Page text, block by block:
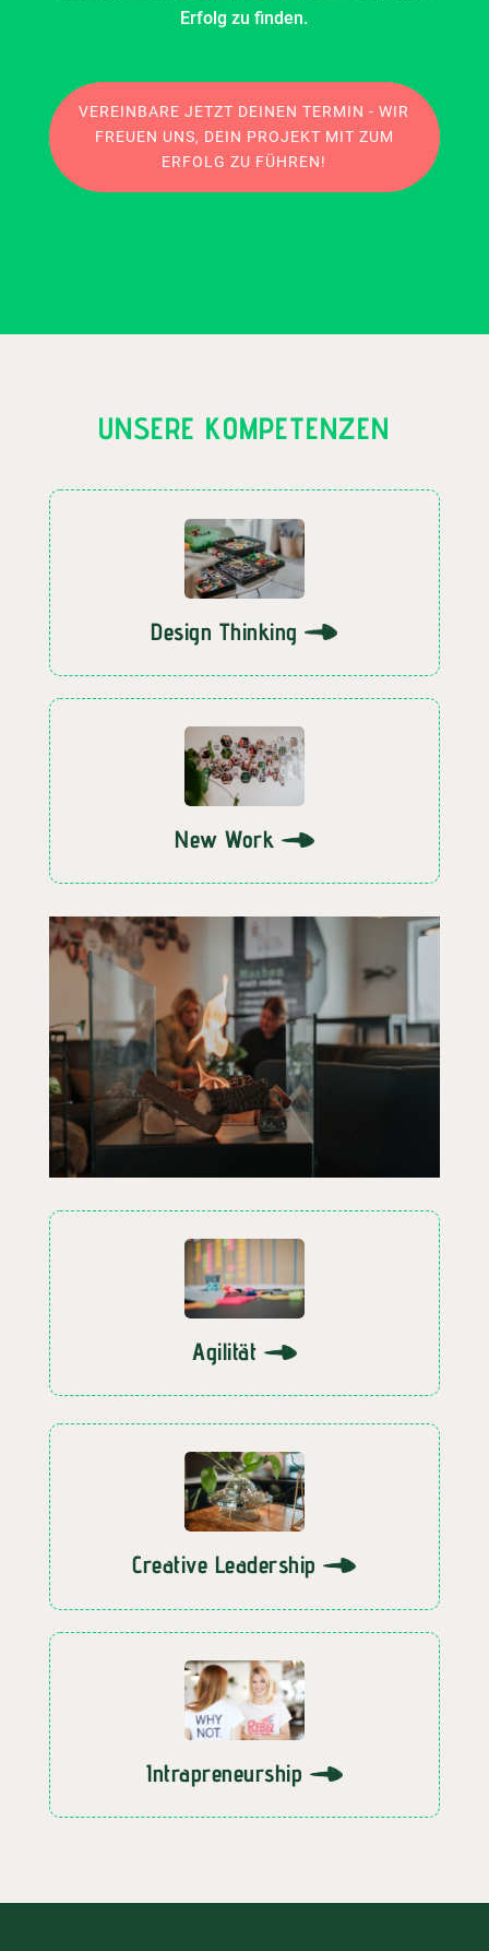
Erfolg zu finden.
VEREINBARE JETZT DEINEN TERMIN - WIR
FREUEN UNS, DEIN PROJEKT MIT ZUM
ERFOLG ZU FÜHREN!
UNSERE KOMPETENZEN
Design Thinking
New Work
Agilität
Creative Leadership
Intrapreneurship